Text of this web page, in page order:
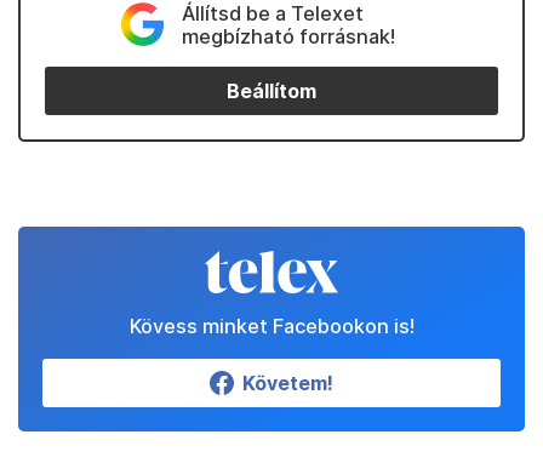
Állítsd be a Telexet
megbízható forrásnak!
Beállítom
Kövess minket Facebookon is!
Követem!